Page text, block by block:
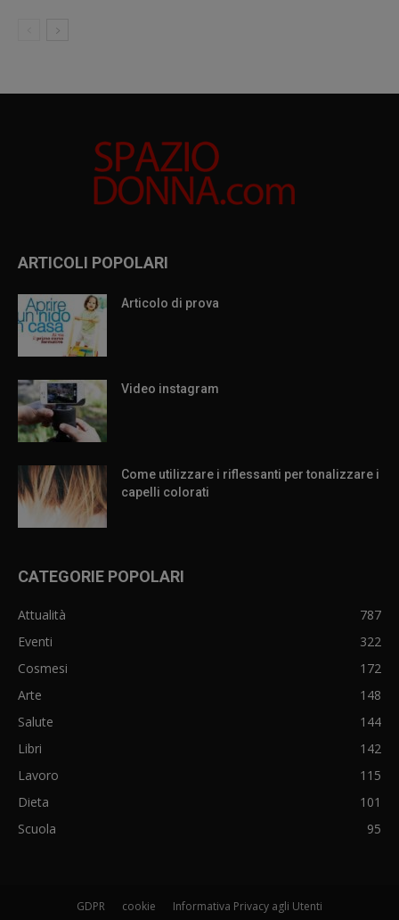
ARTICOLI POPOLARI
Articolo di prova
Video instagram
Come utilizzare i riflessanti per tonalizzare i
capelli colorati
CATEGORIE POPOLARI
Attualità
787
Eventi
322
Cosmesi
172
Arte
148
Salute
144
Libri
142
Lavoro
115
Dieta
101
Scuola
95
GDPR cookie Informativa Privacy agli Utenti